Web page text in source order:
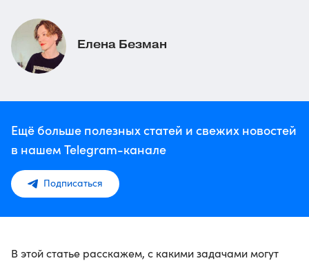
Елена Безман
Ещё больше полезных статей и свежих новостей
в нашем Telegram-канале
Подписаться
В этой статье расскажем, с какими задачами могут